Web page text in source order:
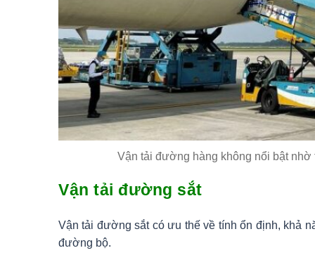
Vận tải đường hàng không nổi bật
Vận tải đường sắt
Vận tải đường sắt có ưu thế về tính ổn định, khả
đường bộ.